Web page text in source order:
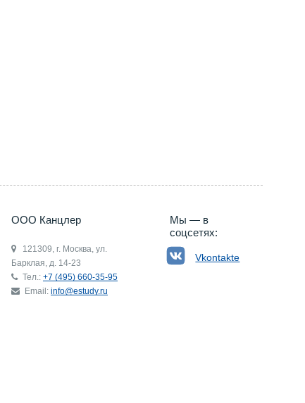
ООО Канцлер
121309, г. Москва, ул.
Барклая, д. 14-23
Тел.: +7 (495) 660-35-95
Email: info@estudy.ru
Мы — в
соцсетях:
Vkontakte